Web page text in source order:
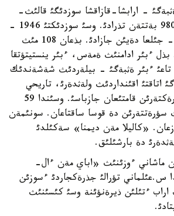
- ارابشا-قازاقشا سوزدئگئ قالئث-
قالئث 5 توم، جالپئ 980 بةتتةن تذرادئ. وسئ سوزدئكتئ 1946 -
جئلئ باستاپ، 1966 - جئلعا دةيئن جازادئ. بذعان 108 مئث
بذل ءبئر ادامنئث ةمةس، ءبئر ينستيتؤتقا
تاعئ ءبئر ةثبةگئ - بيلةردئث شةشةندئك
اتاقتئ اقئنداردئث ولةثدةرئ، تاريحي
ادامداردئث ءومئر دةرةكتةرئن قامتئعان جازباسئ. وسئندا 59
سؤرةتتةرئن دة قوسا ساقتاعان. سونئمةن
«كاليلا مةن ديمنا» سةكئلدئ
دة بارشئلئق.
ماشاني ءوزئنئث «اباي مةن ءال-
س.عئلماني تؤرالئ جذرةكجاردئ ءسوزئن
اراب ءتئلئن ذيرةنؤئنة وسئ كئسئنئث